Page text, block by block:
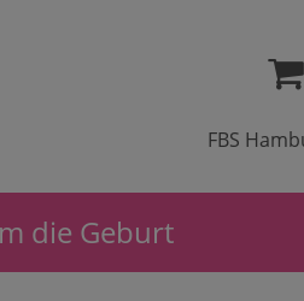
FBS
die Geburt